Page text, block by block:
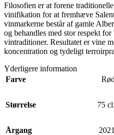
Filosofien er at forene
vinifikation for at fremhæve
vinmarkerne består af gamle
og behandles med stor respekt
vintraditioner. Resultatet er vine
koncentration og tydeligt
Yderligere information
Farve
Rød
Størrelse 75 cl.
Årgang 2021